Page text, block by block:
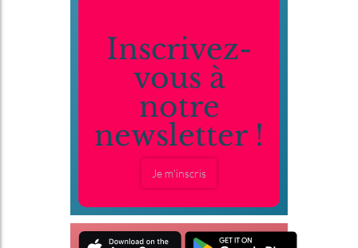
Inscrivez-
vous à
notre
newsletter !
Je m'inscris